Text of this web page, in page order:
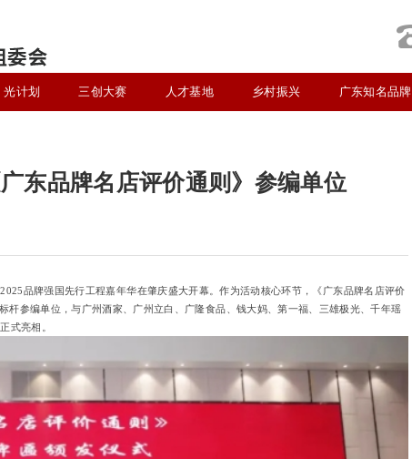
光计划 三创大赛 人才基地 乡村振兴 广东知名品牌
东品牌名店评价通则》参编单位
品牌强国先行工程嘉年华在肇庆盛大开幕。作为活动核心环节，《广东品牌名店评价
参编单位，与广州酒家、广州立白、广隆食品、钱大妈、第一福、三雄极光、千年瑶
式亮相。